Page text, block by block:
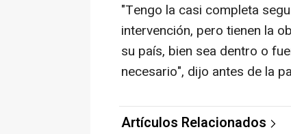
"Tengo la casi completa
intervención, pero tienen la
su país, bien sea dentro o
necesario", dijo antes de la
Artículos Relacionados